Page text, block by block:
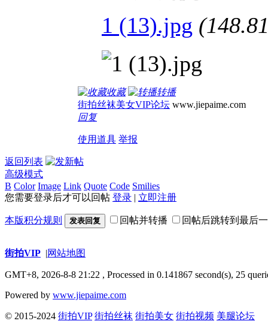
1 (13).jpg
收藏
转播
街拍丝袜美女VIP论坛 www.jiepaime.com
回复
使用道具 举报
返回列表
高级模式
B Color Image Link Quote Code Smilies
您需要登录后才可以回帖 登录 | 立即注册
本版积分规则 发表回复 回帖并转播 回帖后跳转到最后
街拍VIP |网站地图
GMT+8, 2026-8-8 21:22 , Processed in 0.141867 second(s), 25
Powered by www.jiepaime.com
© 2015-2024 街拍VIP 街拍丝袜 街拍美女 街拍视频 美腿论坛